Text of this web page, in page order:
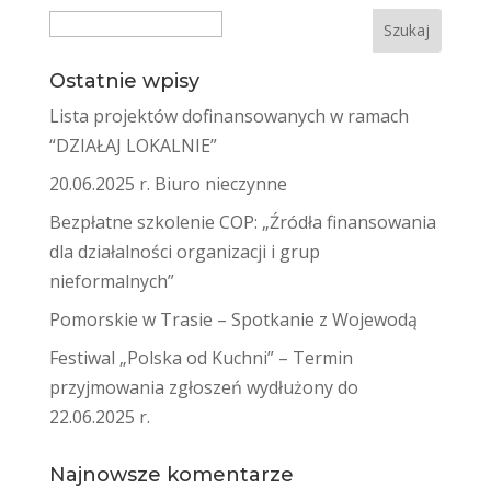
Ostatnie wpisy
Lista projektów dofinansowanych w ramach
“DZIAŁAJ LOKALNIE”
20.06.2025 r. Biuro nieczynne
Bezpłatne szkolenie COP: „Źródła finansowania
dla działalności organizacji i grup
nieformalnych”
Pomorskie w Trasie – Spotkanie z Wojewodą
Festiwal „Polska od Kuchni” – Termin
przyjmowania zgłoszeń wydłużony do
22.06.2025 r.
Najnowsze komentarze